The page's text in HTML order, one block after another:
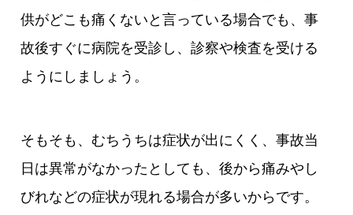
供がどこも痛くないと言っている場合でも、事
故後すぐに病院を受診し、診察や検査を受ける
ようにしましょう。
そもそも、むちうちは症状が出にくく、事故当
日は異常がなかったとしても、後から痛みやし
びれなどの症状が現れる場合が多いからです。